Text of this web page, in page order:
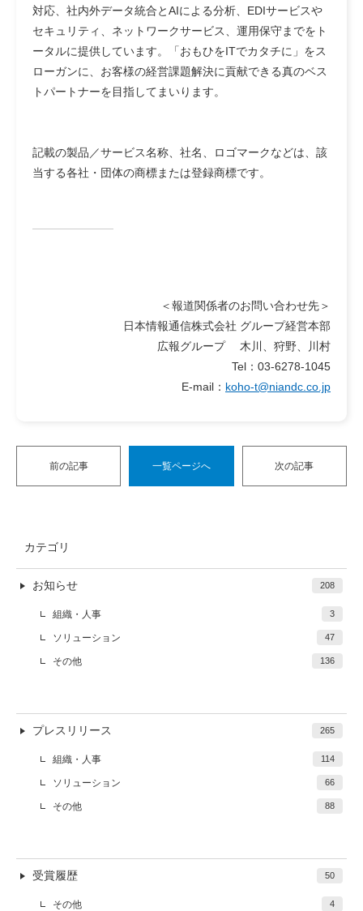
対応、社内外データ統合とAIによる分析、EDIサービスや
セキュリティ、ネットワークサービス、運用保守までをト
ータルに提供しています。「おもひをITでカタチに」をス
ローガンに、お客様の経営課題解決に貢献できる真のベス
トパートナーを目指してまいります。
記載の製品／サービス名称、社名、ロゴマークなどは、該
当する各社・団体の商標または登録商標です。
＜報道関係者のお問い合わせ先＞
日本情報通信株式会社 グループ経営本部
広報グループ 木川、狩野、川村
Tel：03-6278-1045
E-mail： koho-t@niandc.co.jp
前の記事 一覧ページへ 次の記事
カテゴリ
お知らせ 208
組織・人事 3
ソリューション 47
その他 136
プレスリリース 265
組織・人事 114
ソリューション 66
その他 88
受賞履歴 50
その他 4